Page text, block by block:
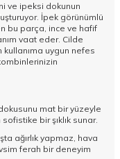
ve ipeksi dokunun
İpek görünümlü
bu parça, ince ve hafif
vaat eder. Cilde
uygun nefes
mat bir yüzeyle
bir şıklık sunar.
ağırlık yapmaz, hava
ferah bir deneyim